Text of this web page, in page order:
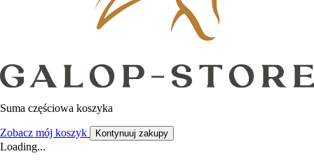
Suma częściowa koszyka
Zobacz mój koszyk Kontynuuj zakupy
Loading...